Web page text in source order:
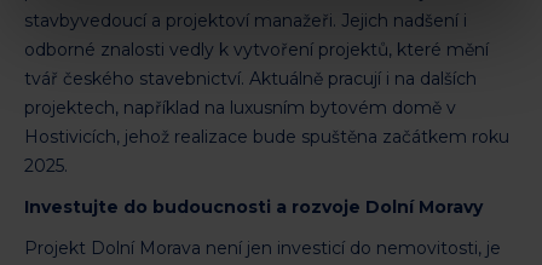
stavbyvedoucí a projektoví manažeři. Jejich nadšení i
odborné znalosti vedly k vytvoření projektů, které mění
tvář českého stavebnictví. Aktuálně pracují i na dalších
projektech, například na luxusním bytovém domě v
Hostivicích, jehož realizace bude spuštěna začátkem roku
2025.
Investujte do budoucnosti a rozvoje Dolní Moravy
Projekt Dolní Morava není jen investicí do nemovitosti, je